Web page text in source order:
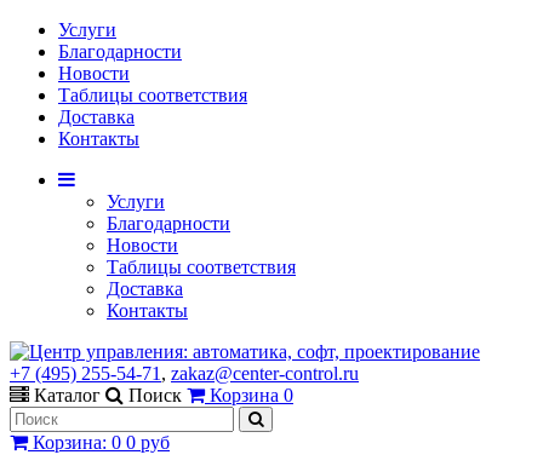
Услуги
Благодарности
Новости
Таблицы соответствия
Доставка
Контакты
Услуги
Благодарности
Новости
Таблицы соответствия
Доставка
Контакты
+7 (495) 255-54-71 , zakaz@center-control.ru
Каталог
Поиск Корзина 0
Корзина: 0 0 руб